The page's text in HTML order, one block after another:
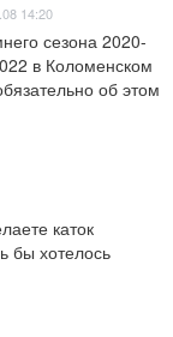
14:20
сезона 2020-
в Коломенском
об этом
каток
бы хотелось